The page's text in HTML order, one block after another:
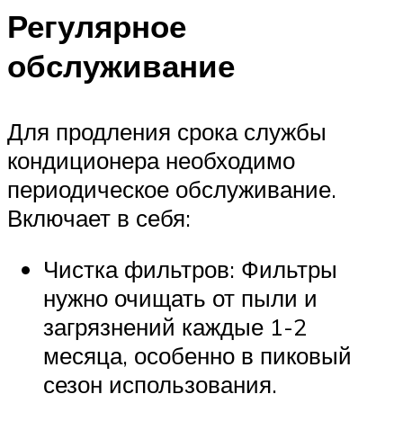
Регулярное
обслуживание
Для продления срока службы
кондиционера необходимо
периодическое обслуживание.
Включает в себя:
Чистка фильтров: Фильтры
нужно очищать от пыли и
загрязнений каждые 1-2
месяца, особенно в пиковый
сезон использования.